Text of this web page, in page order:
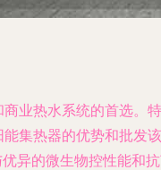
业热水系统的首选。
集热器的优势和批发
异的微生物控性能和